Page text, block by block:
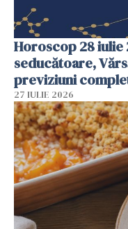
Horoscop 28 iulie
seducătoare,
previziuni
27 IULIE 2026